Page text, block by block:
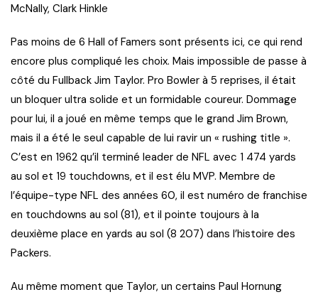
McNally, Clark Hinkle
Pas moins de 6 Hall of Famers sont présents ici, ce qui rend
encore plus compliqué les choix. Mais impossible de passe à
côté du Fullback Jim Taylor. Pro Bowler à 5 reprises, il était
un bloquer ultra solide et un formidable coureur. Dommage
pour lui, il a joué en même temps que le grand Jim Brown,
mais il a été le seul capable de lui ravir un « rushing title ».
C’est en 1962 qu’il terminé leader de NFL avec 1 474 yards
au sol et 19 touchdowns, et il est élu MVP. Membre de
l’équipe-type NFL des années 60, il est numéro de franchise
en touchdowns au sol (81), et il pointe toujours à la
deuxième place en yards au sol (8 207) dans l’histoire des
Packers.
Au même moment que Taylor, un certains Paul Hornung